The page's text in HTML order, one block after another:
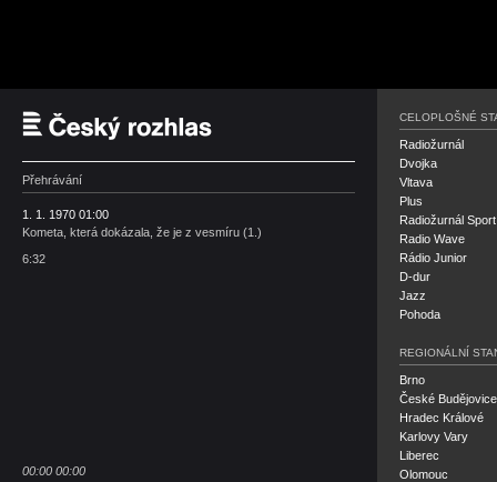
Přehrávání
1. 1. 1970 01:00
Kometa, která dokázala, že je z vesmíru (1.)
6:32
00:00 00:00
CELOPLOŠNÉ
Radiožurnál
Dvojka
Vltava
Plus
Radiožurnál Sport
Radio Wave
Rádio Junior
D-dur
Jazz
Pohoda
REGIONÁLNÍ
Brno
České Budějovice
Hradec Králové
Karlovy Vary
Liberec
Olomouc